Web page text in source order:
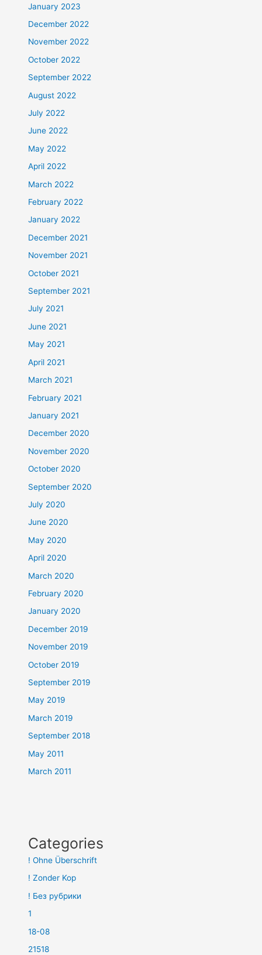
January 2023
December 2022
November 2022
October 2022
September 2022
August 2022
July 2022
June 2022
May 2022
April 2022
March 2022
February 2022
January 2022
December 2021
November 2021
October 2021
September 2021
July 2021
June 2021
May 2021
April 2021
March 2021
February 2021
January 2021
December 2020
November 2020
October 2020
September 2020
July 2020
June 2020
May 2020
April 2020
March 2020
February 2020
January 2020
December 2019
November 2019
October 2019
September 2019
May 2019
March 2019
September 2018
May 2011
March 2011
Categories
! Ohne Überschrift
! Zonder Kop
! Без рубрики
1
18-08
21518